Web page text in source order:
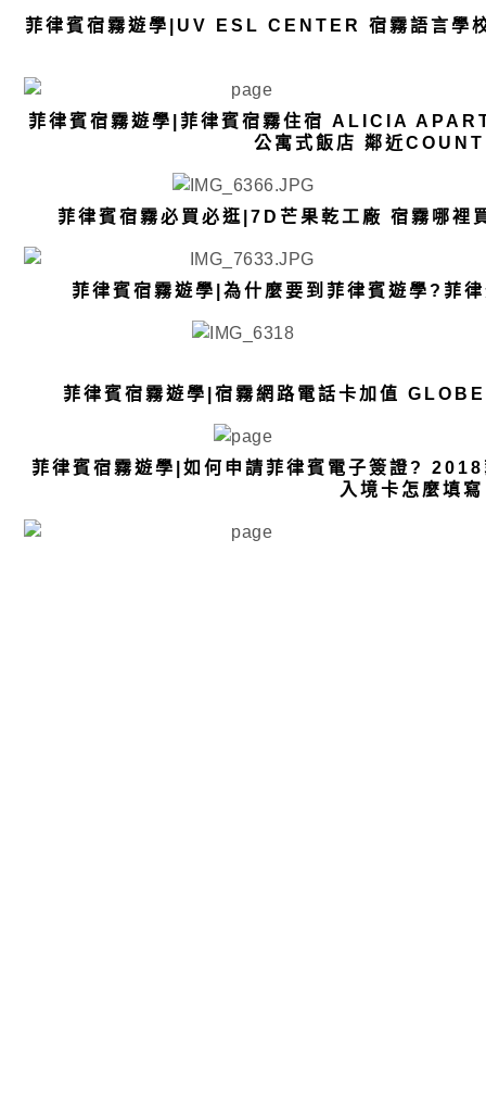
菲律賓宿霧遊學|UV ESL CENTER 宿霧語言學
菲律賓宿霧遊學|菲律賓宿霧住宿 ALICIA
公寓式飯店 鄰近
菲律賓宿霧必買必逛|7D芒果乾工廠 宿霧哪
菲律賓宿霧遊學|為什麼要到菲律賓遊學?菲
菲律賓宿霧遊學|宿霧網路電話卡加值
菲律賓宿霧遊學|如何申請菲律賓電子簽證?
入境卡怎麼填